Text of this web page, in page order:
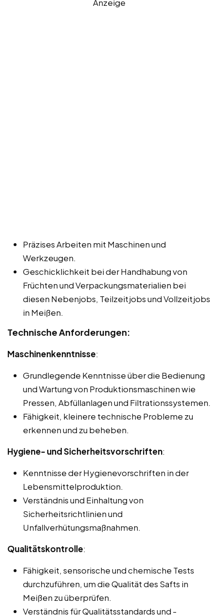
Anzeige
Präzises Arbeiten mit Maschinen und
Werkzeugen.
Geschicklichkeit bei der Handhabung von
Früchten und Verpackungsmaterialien bei
diesen Nebenjobs, Teilzeitjobs und Vollzeitjobs
in Meißen.
Technische Anforderungen:
Maschinenkenntnisse:
Grundlegende Kenntnisse über die Bedienung
und Wartung von Produktionsmaschinen wie
Pressen, Abfüllanlagen und Filtrationssystemen.
Fähigkeit, kleinere technische Probleme zu
erkennen und zu beheben.
Hygiene- und Sicherheitsvorschriften:
Kenntnisse der Hygienevorschriften in der
Lebensmittelproduktion.
Verständnis und Einhaltung von
Sicherheitsrichtlinien und
Unfallverhütungsmaßnahmen.
Qualitätskontrolle:
Fähigkeit, sensorische und chemische Tests
durchzuführen, um die Qualität des Safts in
Meißen zu überprüfen.
Verständnis für Qualitätsstandards und -